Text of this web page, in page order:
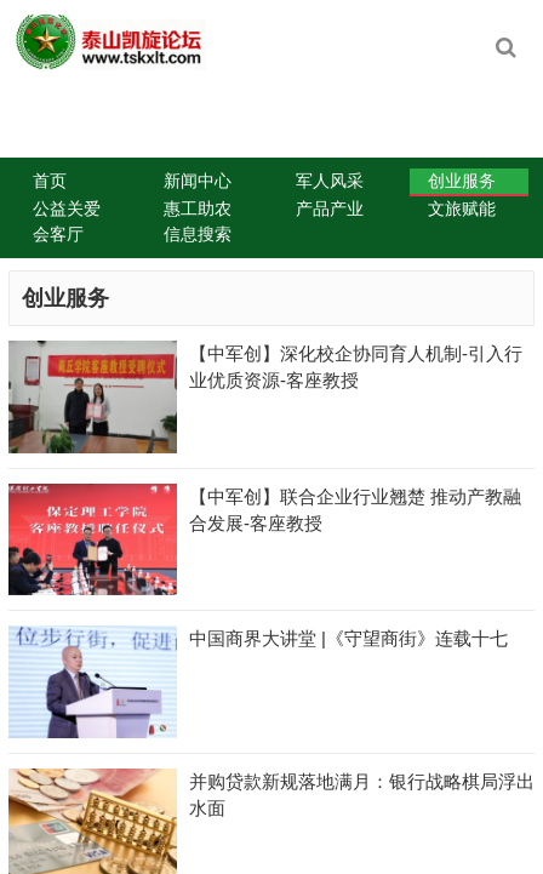
首页 新闻中心 军人风采
创业服务
公益关爱
惠工助农 产品产业
文旅赋能
会客厅
信息搜索
创业服务
【中军创】深化校企协同育人机制-引入行
业优质资源-客座教授
【中军创】联合企业行业翘楚 推动产教融
合发展-客座教授
中国商界大讲堂 |《守望商街》连载十七
并购贷款新规落地满月：银行战略棋局浮出
水面